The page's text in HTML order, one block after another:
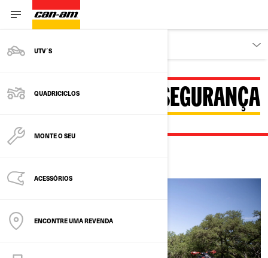
UTV´S
QUADRICICLOS
MONTE O SEU
ACESSÓRIOS
ENCONTRE UMA REVENDA
INFORMAÇÕES DE SEGURANÇA